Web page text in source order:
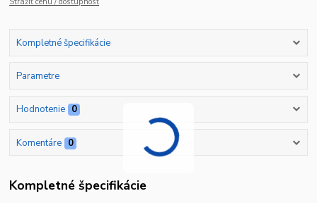
Kompletné špecifikácie
Parametre
Hodnotenie 0
Komentáre 0
Kompletné špecifikácie